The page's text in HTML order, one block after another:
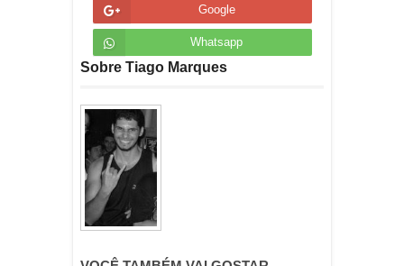
Google
Whatsapp
Sobre Tiago Marques